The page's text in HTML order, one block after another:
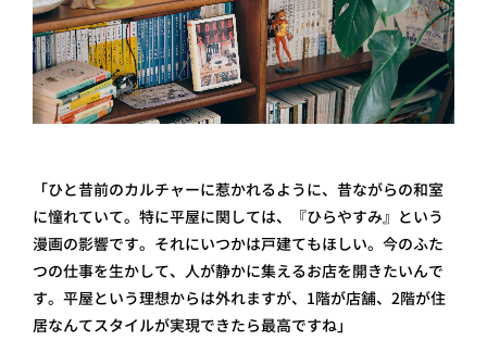
「ひと昔前のカルチャーに惹かれるように、昔ながらの和室
に憧れていて。特に平屋に関しては、『ひらやすみ』という
漫画の影響です。それにいつかは戸建てもほしい。今のふた
つの仕事を生かして、人が静かに集えるお店を開きたいんで
す。平屋という理想からは外れますが、1階が店舗、2階が住
居なんてスタイルが実現できたら最高ですね」